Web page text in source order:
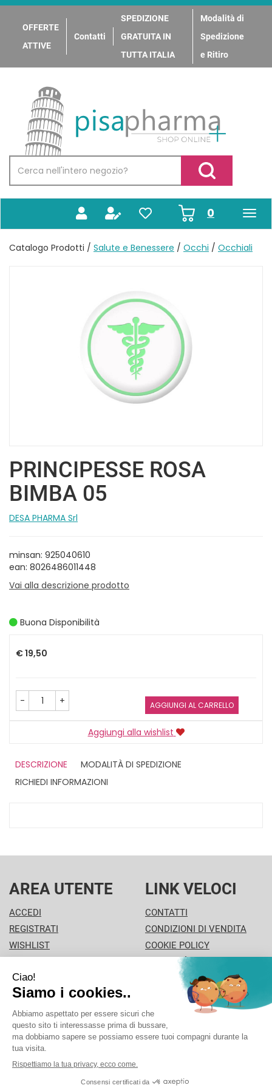
Passa
contenuto
principale
OFFERTE
ATTIVE
Contatti
SPEDIZIONE
GRATUITA IN
TUTTA ITALIA
Modalità di
Spedizione
e Ritiro
PisaPharma
Prodotto
Cerca Prodotto
0prodotti
inseriti
Catalogo Prodotti / Salute e Benessere / Occhi / Occhiali
PRINCIPESSE ROSA
BIMBA 05
DESA PHARMA Srl
minsan: 925040610
ean: 8026486011448
Vai alla descrizione prodotto
Buona Disponibilità
€ 19,50
- + AGGIUNGI AL CARRELLO
Aggiungi alla wishlist
DESCRIZIONE
MODALITÀ DI SPEDIZIONE
RICHIEDI INFORMAZIONI
AREA UTENTE
ACCEDI
REGISTRATI
WISHLIST
NEWSLETTER
LINK VELOCI
CONTATTI
CONDIZIONI DI VENDITA
COOKIE POLICY
MODALITÀ DI PAGAMENTO
INFORMATIVA PRIVACY
PISA PHARMA - P.Iva: 02013280504 - Sede legale: VIA
L'ARANCIO 42 - 56126 Pisa (PI) Italia Tel/Fax. 0506930694
Cell./Whatsapp: 3312289485 info@pisapharma.it cod.
fiscale: FNCMCL73P63A091B iscritta al: PISA